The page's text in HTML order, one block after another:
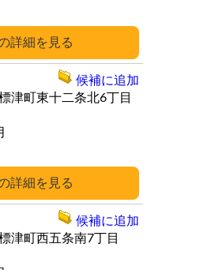
詳細
詳細
津町東十二条北6丁目
候補に追加
津町西五条南7丁目
候補に追加